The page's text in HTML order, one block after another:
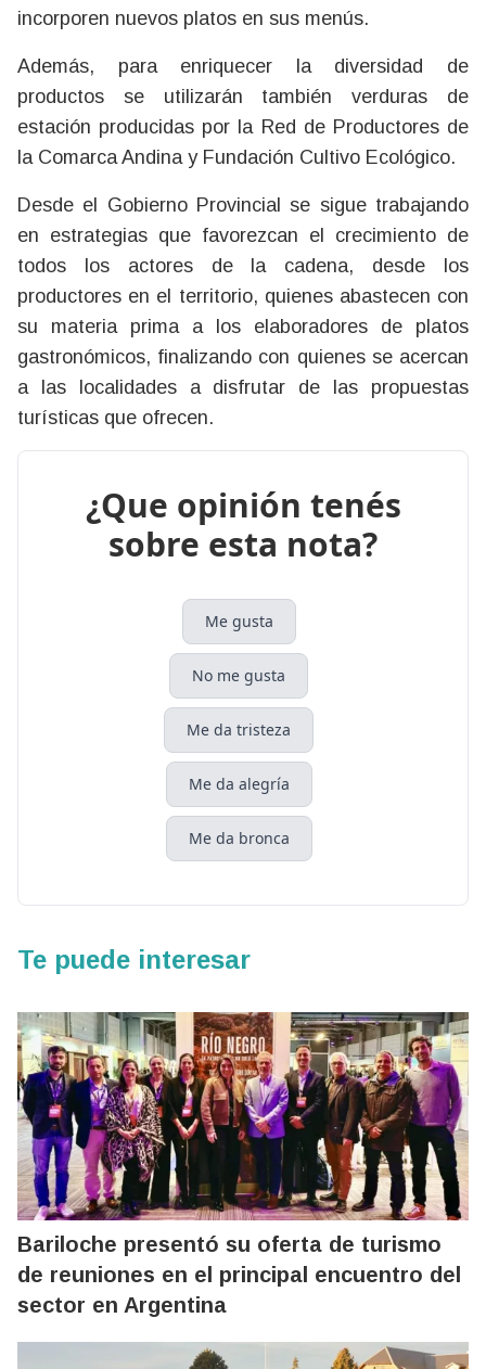
incorporen nuevos platos en sus menús.
Además, para enriquecer la diversidad de
productos se utilizarán también verduras de
estación producidas por la Red de Productores de
la Comarca Andina y Fundación Cultivo Ecológico.
Desde el Gobierno Provincial se sigue trabajando
en estrategias que favorezcan el crecimiento de
todos los actores de la cadena, desde los
productores en el territorio, quienes abastecen con
su materia prima a los elaboradores de platos
gastronómicos, finalizando con quienes se acercan
a las localidades a disfrutar de las propuestas
turísticas que ofrecen.
¿Que opinión tenés
sobre esta nota?
Me gusta
No me gusta
Me da tristeza
Me da alegría
Me da bronca
Te puede interesar
Bariloche presentó su oferta de turismo
de reuniones en el principal encuentro del
sector en Argentina